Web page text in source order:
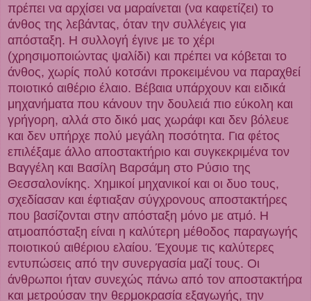
πρέπει να αρχίσει να μαραίνεται (να καφετίζει) το
άνθος της λεβάντας, όταν την συλλέγεις για
απόσταξη. Η συλλογή έγινε με το χέρι
(χρησιμοποιώντας ψαλίδι) και πρέπει να κόβεται το
άνθος, χωρίς πολύ κοτσάνι προκειμένου να παραχθεί
ποιοτικό αιθέριο έλαιο. Βέβαια υπάρχουν και ειδικά
μηχανήματα που κάνουν την δουλειά πιο εύκολη και
γρήγορη, αλλά στο δικό μας χωράφι και δεν βόλευε
και δεν υπήρχε πολύ μεγάλη ποσότητα. Για φέτος
επιλέξαμε άλλο αποστακτήριο και συγκεκριμένα τον
Βαγγέλη και Βασίλη Βαρσάμη στο Ρύσιο της
Θεσσαλονίκης. Χημικοί μηχανικοί και οι δυο τους,
σχεδίασαν και έφτιαξαν σύγχρονους αποστακτήρες
που βασίζονται στην απόσταξη μόνο με ατμό. Η
ατμοαπόσταξη είναι η καλύτερη μέθοδος παραγωγής
ποιοτικού αιθέριου ελαίου. Έχουμε τις καλύτερες
εντυπώσεις από την συνεργασία μαζί τους. Οι
άνθρωποι ήταν συνεχώς πάνω από τον αποστακτήρα
και μετρούσαν την θερμοκρασία εξαγωγής, την